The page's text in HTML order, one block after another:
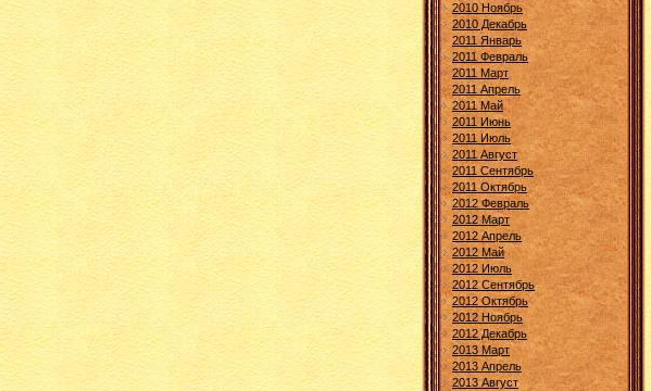
2010 Ноябрь
2010 Декабрь
2011 Январь
2011 Февраль
2011 Март
2011 Апрель
2011 Май
2011 Июнь
2011 Июль
2011 Август
2011 Сентябрь
2011 Октябрь
2012 Февраль
2012 Март
2012 Апрель
2012 Май
2012 Июль
2012 Сентябрь
2012 Октябрь
2012 Ноябрь
2012 Декабрь
2013 Март
2013 Апрель
2013 Август